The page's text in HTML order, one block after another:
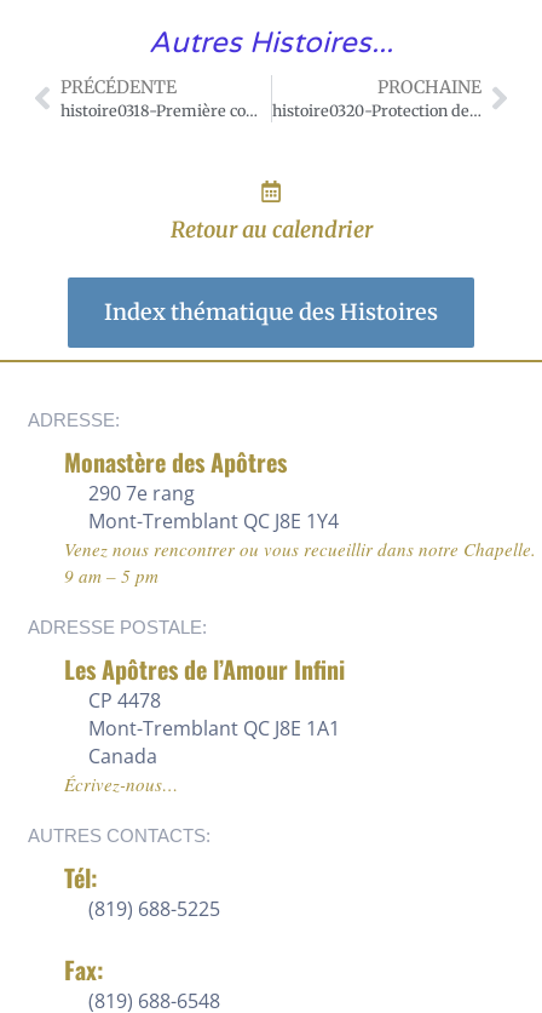
Autres Histoires...
PRÉCÉDENTE
histoire0318-Première communion favorisée par saint Joseph.
PROCHAINE
histoire0320-Protection de saint Joseph.
Retour au calendrier
Index thématique des Histoires
ADRESSE:
Monastère des Apôtres
290 7e rang
Mont-Tremblant QC J8E 1Y4
Venez nous rencontrer ou vous recueillir dans notre Chapelle.
9 am – 5 pm
ADRESSE POSTALE:
Les Apôtres de l’Amour Infini
CP 4478
Mont-Tremblant QC J8E 1A1
Canada
Écrivez-nous…
AUTRES CONTACTS:
Tél:
(819) 688-5225
Fax:
(819) 688-6548